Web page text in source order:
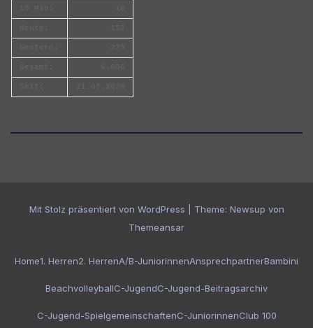
Mit Stolz präsentiert von WordPress Theme: Newsup von
Themeansar
Home1. Herren2. HerrenA/B-JuniorinnenAnsprechpartnerBambini
BeachvolleyballC-JugendC-Jugend-Beitragsarchiv
C-Jugend-SpielgemeinschaftenC-JuniorinnenClub 100